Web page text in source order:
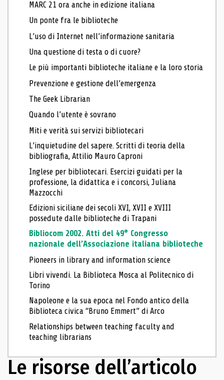
MARC 21 ora anche in edizione italiana
Un ponte fra le biblioteche
L’uso di Internet nell’informazione sanitaria
Una questione di testa o di cuore?
Le più importanti biblioteche italiane e la loro storia
Prevenzione e gestione dell’emergenza
The Geek Librarian
Quando l’utente è sovrano
Miti e verità sui servizi bibliotecari
L’inquietudine del sapere. Scritti di teoria della
bibliografia, Attilio Mauro Caproni
Inglese per bibliotecari. Esercizi guidati per la
professione, la didattica e i concorsi, Juliana
Mazzocchi
Edizioni siciliane dei secoli XVI, XVII e XVIII
possedute dalle biblioteche di Trapani
Bibliocom 2002. Atti del 49° Congresso
nazionale dell’Associazione italiana biblioteche
Pioneers in library and information science
Libri vivendi. La Biblioteca Mosca al Politecnico di
Torino
Napoleone e la sua epoca nel Fondo antico della
Biblioteca civica “Bruno Emmert” di Arco
Relationships between teaching faculty and
teaching librarians
Le risorse dell’articolo